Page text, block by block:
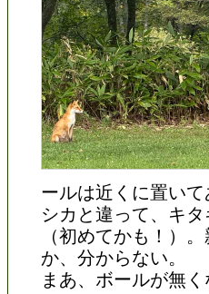
ールは近くに置いて
シカと違って、キ
（初めてかも！）
か、分からない。
まあ、ボールが無